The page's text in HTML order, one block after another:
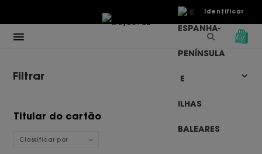
Identificar
€
Titular do cartão
Classificar por
Filtrar